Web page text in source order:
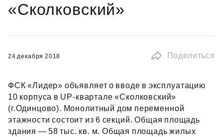
«Сколковский»
24 декабря 2018 Поделиться
ФСК «Лидер» объявляет о вводе в эксплуатацию
10 корпуса в UP‑квартале «Сколковский»
(г.Одинцово). Монолитный дом переменной
этажности состоит из 6 секций. Общая площадь
здания — 58 тыс. кв. м. Общая площадь жилых